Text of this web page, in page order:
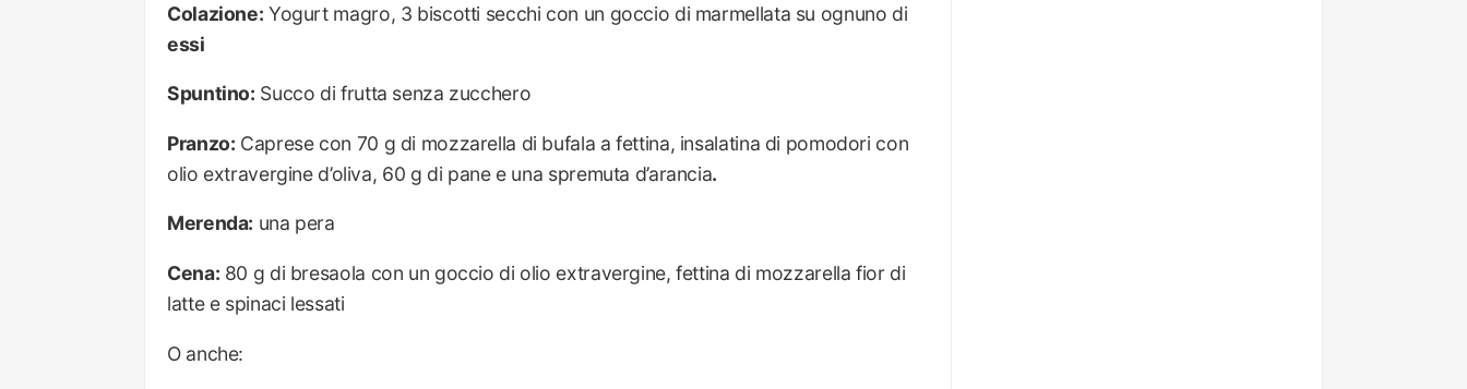
Colazione: Yogurt magro, 3 biscotti secchi con un goccio di marmellata su ognuno di
essi
Spuntino: Succo di frutta senza zucchero
Pranzo: Caprese con 70 g di mozzarella di bufala a fettina, insalatina di pomodori con
olio extravergine d’oliva, 60 g di pane e una spremuta d’arancia.
Merenda: una pera
Cena: 80 g di bresaola con un goccio di olio extravergine, fettina di mozzarella fior di
latte e spinaci lessati
O anche: